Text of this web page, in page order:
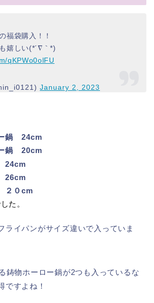
福袋購入！！
嬉しい(*´∇｀*)
qKPWo0olFU
January 2, 2023
鍋 24cm
鍋 20cm
24cm
26cm
２０cm
た。
ライパンがサイズ違いで入っていま
鋳物ホーロー鍋が2つも入っているな
ですよね！